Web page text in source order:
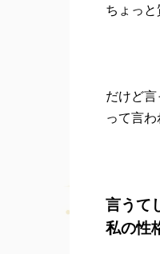
ちょっ
だけど
って言
言うて
私の性